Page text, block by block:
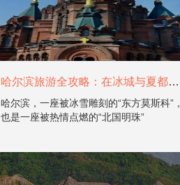
哈尔滨旅游全攻略：在冰城与夏都，邂逅欧陆童话与中国浪漫
哈尔滨，一座被冰雪雕刻的“东方莫斯科”，
也是一座被热情点燃的“北国明珠”